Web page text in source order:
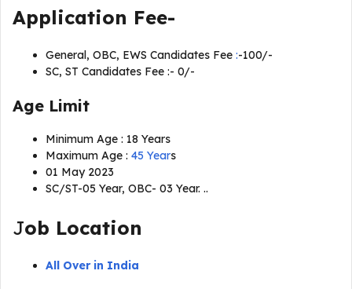
Application Fee-
General, OBC, EWS Candidates Fee :-100/-
SC, ST Candidates Fee :- 0/-
Age Limit
Minimum Age : 18 Years
Maximum Age : 45 Years
01 May 2023
SC/ST-05 Year, OBC- 03 Year. ..
Job Location
All Over in India